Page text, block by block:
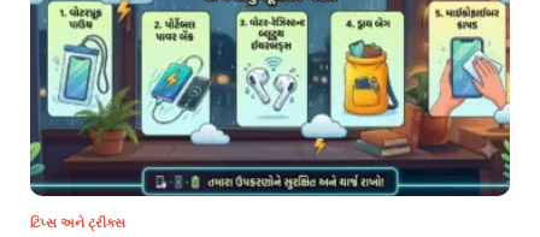
ટિપ્સ અને ટ્રીક્સ